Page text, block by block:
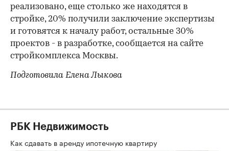
реализовано, еще столько же находятся в
стройке, 20% получили заключение экспертизы
и готовятся к началу работ, остальные 30%
проектов - в разработке, сообщается на сайте
стройкомплекса Москвы.
Подготовила Елена Лыкова
РБК Недвижимость
Как сдавать в аренду ипотечную квартиру